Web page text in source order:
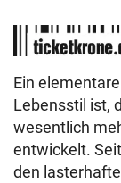
Ein
Lebensstil ist,
wesentlich
entwickelt.
den